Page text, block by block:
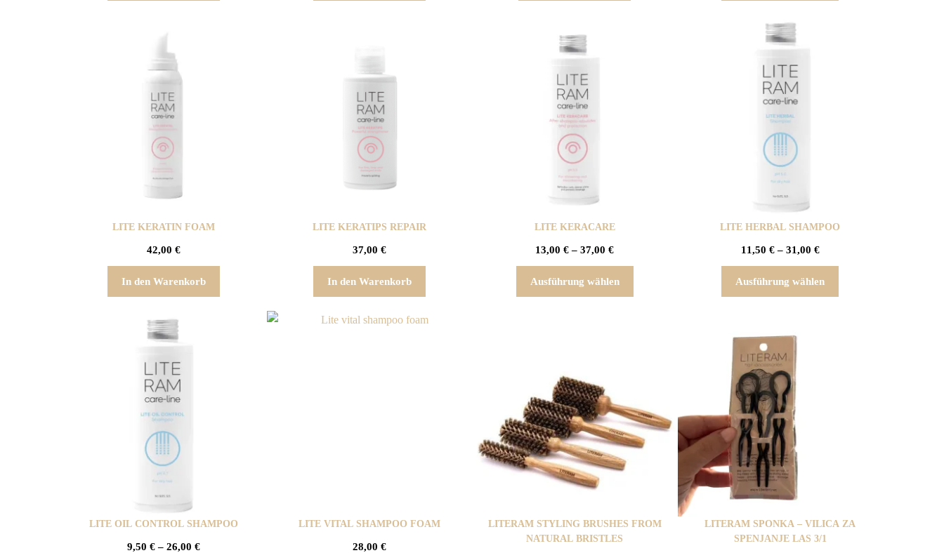
LITE KERATIN FOAM
42,00€
In den Warenkorb
LITE KERATIPS REPAIR
37,00 €
In den Warenkorb
LITE KERACARE
13,00€ –37,00€
Ausführung wählen
LITE HERBAL SHAMPOO
11,50 € – 31,00 €
Ausführung wählen
LITE OIL CONTROL SHAMPOO
9,50€ –26,00€
LITE VITAL SHAMPOO FOAM
28,00 €
LITERAM STYLING BRUSHES FROM
NATURAL BRISTLES
LITERAM SPONKA – VILICA ZA
SPENJANJE LAS 3/1